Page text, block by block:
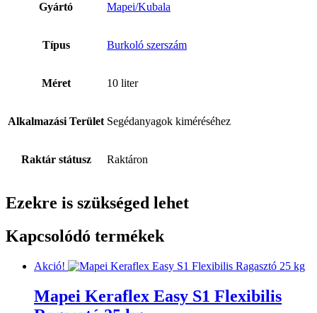
Gyártó Mapei/Kubala
Típus Burkoló szerszám
Méret 10 liter
Alkalmazási Terület Segédanyagok kiméréséhez
Raktár státusz Raktáron
Ezekre is szükséged lehet
Kapcsolódó termékek
Akció!
Mapei Keraflex Easy S1 Flexibilis